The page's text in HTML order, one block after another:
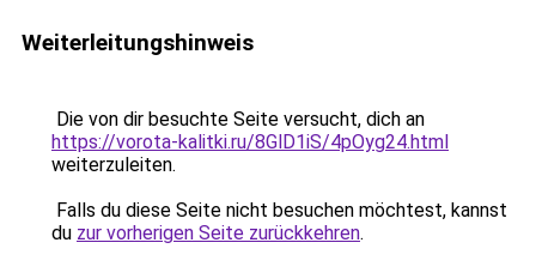
Weiterleitungshinweis
Die von dir besuchte Seite versucht, dich an
https://vorota-kalitki.ru/8GlD1iS/4pOyg24.html
weiterzuleiten.
Falls du diese Seite nicht besuchen möchtest, kannst
du zur vorherigen Seite zurückkehren.